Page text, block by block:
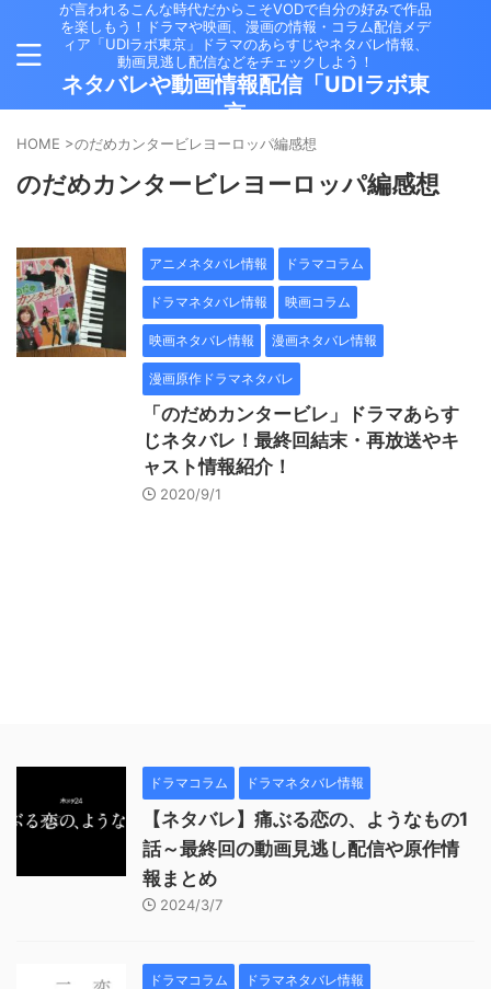
が言われるこんな時代だからこそVODで自分の好みで作品
を楽しもう！ドラマや映画、漫画の情報・コラム配信メデ
ィア「UDIラボ東京」ドラマのあらすじやネタバレ情報、
動画見逃し配信などをチェックしよう！
ネタバレや動画情報配信「UDIラボ東
京」
HOME >のだめカンタービレヨーロッパ編感想
のだめカンタービレヨーロッパ編感想
アニメネタバレ情報 ドラマコラム
ドラマネタバレ情報 映画コラム
映画ネタバレ情報 漫画ネタバレ情報
漫画原作ドラマネタバレ
「のだめカンタービレ」ドラマあらす
じネタバレ！最終回結末・再放送やキ
ャスト情報紹介！
2020/9/1
ドラマコラム ドラマネタバレ情報
【ネタバレ】痛ぶる恋の、ようなもの1
話～最終回の動画見逃し配信や原作情
報まとめ
2024/3/7
ドラマコラム ドラマネタバレ情報